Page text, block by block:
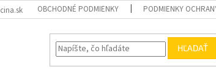
OBCHODNÉ PODMIENKY PODMIENKY
HĽADAŤ